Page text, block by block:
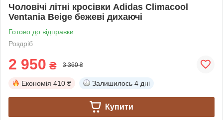
Чоловічі літні кросівки Adidas Climacool
Ventania Beige бежеві дихаючі
Готово до відправки
Роздріб
2 950 ₴ 3 360 ₴
Економія 410 ₴ Залишилось 4 дні
Купити